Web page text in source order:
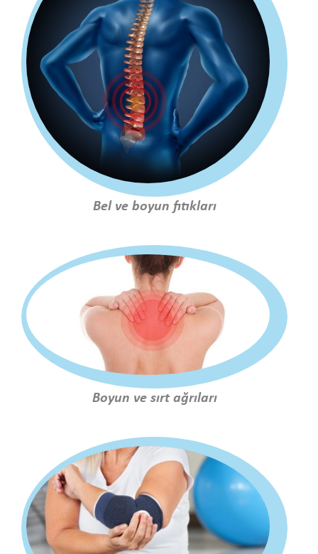
Bel ve boyun fıtıkları
Boyun ve sırt ağrıları